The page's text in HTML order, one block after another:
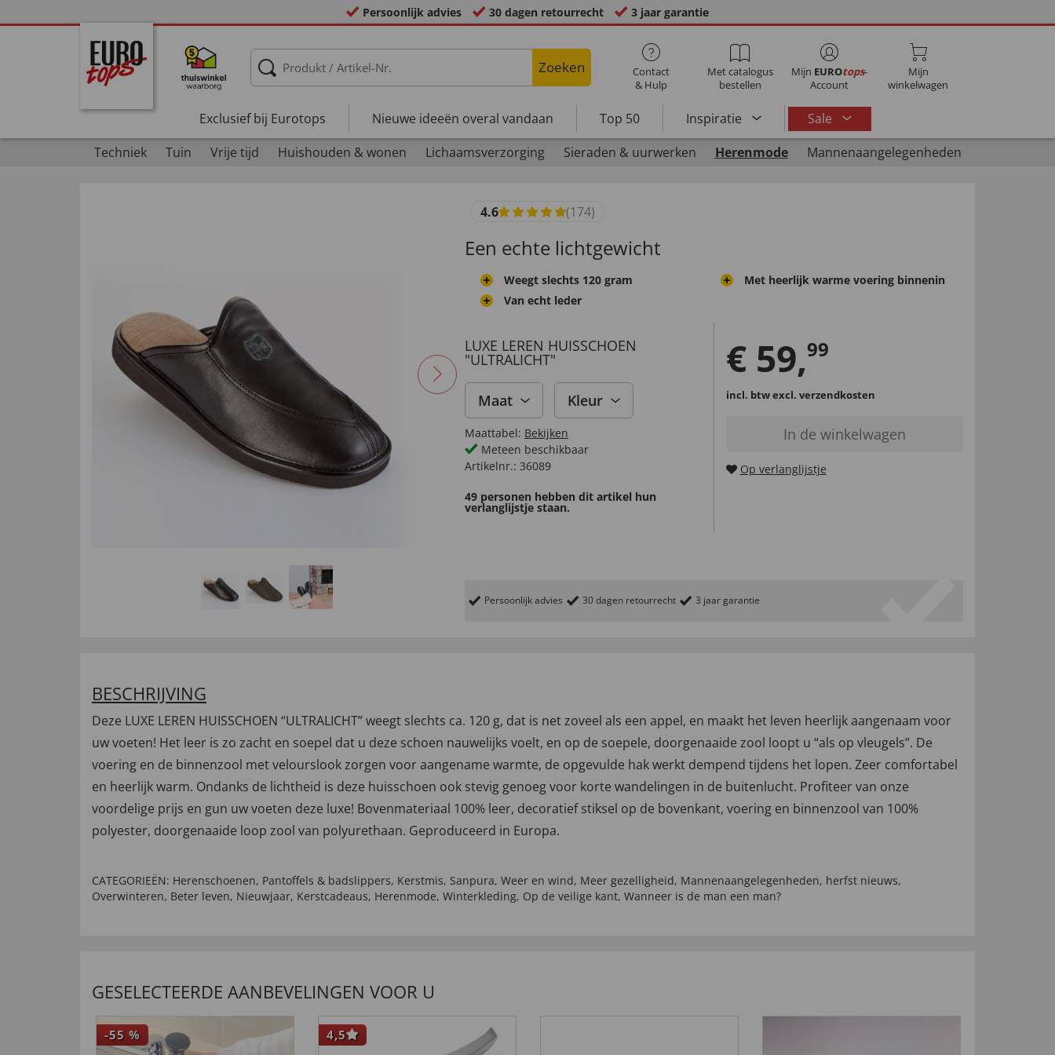
Persoonlijk advies 30 dagen retourrecht 3 jaar garantie
Zoeken
Contact
& Hulp
Met catalogus
bestellen
Mijn EUROtops-
Account
Mijn
winkelwagen
Exclusief bij Eurotops Nieuwe ideeën overal vandaan Top 50 Inspiratie
Sale
Techniek
Tuin Vrije tijd Huishouden & wonen Lichaamsverzorging Sieraden & uurwerken Herenmode Mannenaangelegenheden
4.6 (174)
Een echte lichtgewicht
Weegt slechts 120 gram
Van echt leder
Met heerlijk warme voering binnenin
LUXE LEREN HUISSCHOEN
"ULTRALICHT"
Maat Kleur
Maattabel: Bekijken
Meteen beschikbaar
Artikelnr.: 36089
49 personen hebben dit artikel hun
verlanglijstje staan.
€ 59,99
incl. btwexcl. verzendkosten
In de winkelwagen
Op verlanglijstje
Persoonlijk advies 30 dagen retourrecht 3 jaar garantie
BESCHRIJVING
Deze LUXE LEREN HUISSCHOEN “ULTRALICHT” weegt slechts ca. 120 g, dat is net zoveel als een appel, en maakt het leven heerlijk aangenaam voor
uw voeten! Het leer is zo zacht en soepel dat u deze schoen nauwelijks voelt, en op de soepele, doorgenaaide zool loopt u “als op vleugels”. De
voering en de binnenzool met velourslook zorgen voor aangename warmte, de opgevulde hak werkt dempend tijdens het lopen. Zeer comfortabel
en heerlijk warm. Ondanks de lichtheid is deze huisschoen ook stevig genoeg voor korte wandelingen in de buitenlucht. Profiteer van onze
voordelige prijs en gun uw voeten deze luxe! Bovenmateriaal 100% leer, decoratief stiksel op de bovenkant, voering en binnenzool van 100%
polyester, doorgenaaide loop zool van polyurethaan. Geproduceerd in Europa.
CATEGORIEËN: Herenschoenen, Pantoffels & badslippers, Kerstmis, Sanpura, Weer en wind, Meer gezelligheid, Mannenaangelegenheden, herfst nieuws,
Overwinteren, Beter leven, Nieuwjaar, Kerstcadeaus, Herenmode, Winterkleding, Op de veilige kant, Wanneer is de man een man?
GESELECTEERDE AANBEVELINGEN VOOR U
-55 % 4,5